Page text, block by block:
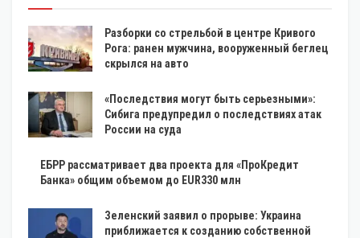
Разборки со стрельбой в центре Кривого
Рога: ранен мужчина, вооруженный беглец
скрылся на авто
«Последствия могут быть серьезными»:
Сибига предупредил о последствиях атак
России на суда
ЕБРР рассматривает два проекта для «ПроКредит
Банка» общим объемом до EUR330 млн
Зеленский заявил о прорыве: Украина
приближается к созданию собственной